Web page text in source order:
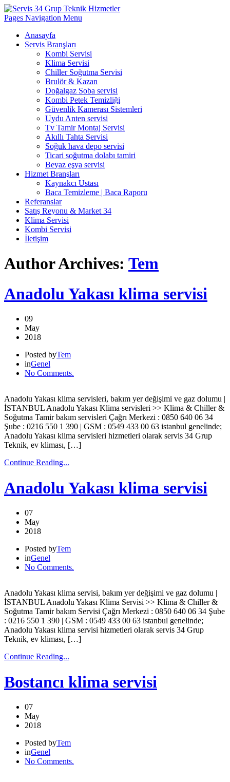
Pages Navigation Menu
Anasayfa
Servis Branşları
Kombi Servisi
Klima Servisi
Chiller Soğutma Servisi
Brulör & Kazan
Doğalgaz Soba servisi
Kombi Petek Temizliği
Güvenlik Kamerası Sistemleri
Uydu Anten servisi
Tv Tamir Montaj Servisi
Akıllı Tahta Servisi
Soğuk hava depo servisi
Ticari soğutma dolabı tamiri
Beyaz eşya servisi
Hizmet Branşları
Kaynakcı Ustası
Baca Temizleme | Baca Raporu
Referanslar
Satış Reyonu & Market 34
Klima Servisi
Kombi Servisi
İletişim
Author Archives: Tem
Anadolu Yakası klima servisi
09
May
2018
Posted byTem
inGenel
No Comments.
Anadolu Yakası klima servisleri, bakım yer değişimi ve gaz dolumu |
İSTANBUL Anadolu Yakası Klima servisleri >> Klima & Chiller &
Soğutma Tamir bakım servisleri Çağrı Merkezi : 0850 640 06 34
Şube : 0216 550 1 390 | GSM : 0549 433 00 63 istanbul genelinde;
Anadolu Yakası klima servisleri hizmetleri olarak servis 34 Grup
Teknik, ev kliması, […]
Continue Reading...
Anadolu Yakası klima servisi
07
May
2018
Posted byTem
inGenel
No Comments.
Anadolu Yakası klima servisi, bakım yer değişimi ve gaz dolumu |
İSTANBUL Anadolu Yakası Klima Servisi >> Klima & Chiller &
Soğutma Tamir bakım Servisi Çağrı Merkezi : 0850 640 06 34 Şube
: 0216 550 1 390 | GSM : 0549 433 00 63 istanbul genelinde;
Anadolu Yakası klima servisi hizmetleri olarak servis 34 Grup
Teknik, ev kliması, […]
Continue Reading...
Bostancı klima servisi
07
May
2018
Posted byTem
inGenel
No Comments.